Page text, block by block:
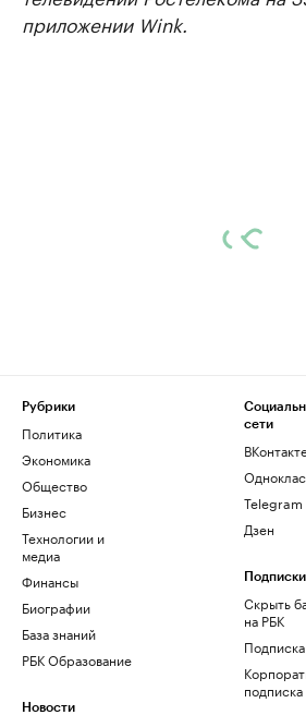
приложении Wink.
Рубрики
Политика
Экономика
Общество
Бизнес
Технологии и
медиа
Финансы
Биографии
База знаний
РБК Образование
Новости
сети
Telegram
Дзен
Подписки
Скрыть
на РБК
подписка